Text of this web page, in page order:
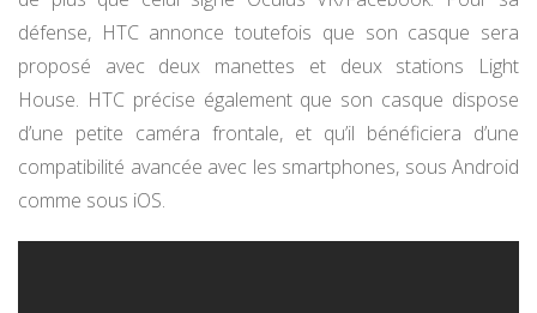
défense, HTC annonce toutefois que son casque sera
proposé avec deux manettes et deux stations Light
House. HTC précise également que son casque dispose
d’une petite caméra frontale, et qu’il bénéficiera d’une
compatibilité avancée avec les smartphones, sous Android
comme sous iOS.